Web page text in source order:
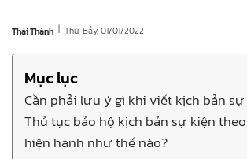
Thái Thành | Thứ Bảy, 01/01/2022
Mục lục
Cần phải lưu ý gì khi viết kịch bản
Thủ tục bảo hộ kịch bản sự kiện
hiện hành như thế nào?